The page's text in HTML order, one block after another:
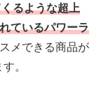
るような超上
ているパワーラ
メできる商品が
。